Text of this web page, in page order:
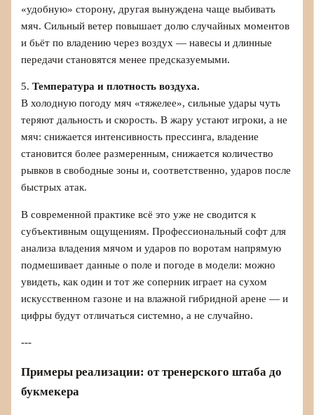
«удобную» сторону, другая вынуждена чаще выбивать
мяч. Сильный ветер повышает долю случайных моментов
и бьёт по владению через воздух — навесы и длинные
передачи становятся менее предсказуемыми.
5.Температура и плотность воздуха.
В холодную погоду мяч «тяжелее», сильные удары чуть
теряют дальность и скорость. В жару устают игроки, а не
мяч: снижается интенсивность прессинга, владение
становится более размеренным, снижается количество
рывков в свободные зоны и, соответственно, ударов после
быстрых атак.
В современной практике всё это уже не сводится к
субъективным ощущениям. Профессиональный софт для
анализа владения мячом и ударов по воротам напрямую
подмешивает данные о поле и погоде в модели: можно
увидеть, как один и тот же соперник играет на сухом
искусственном газоне и на влажной гибридной арене — и
цифры будут отличаться системно, а не случайно.
---
Примеры реализации: от тренерского штаба до
букмекера